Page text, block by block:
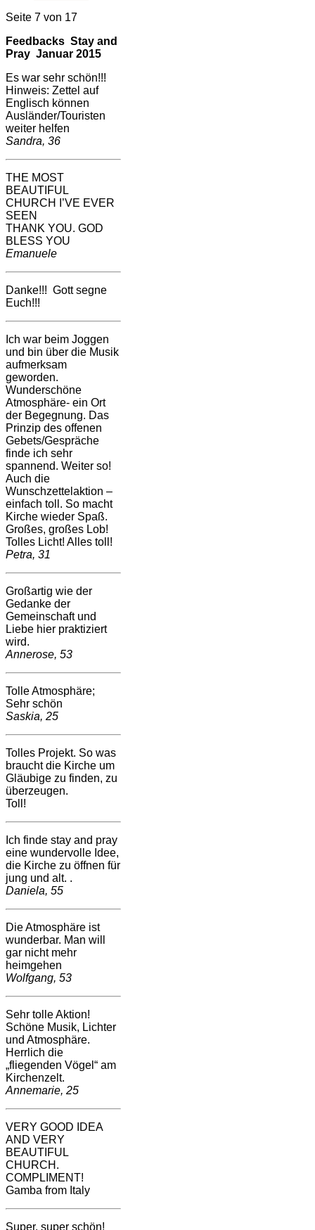
Seite 7 von 17
Feedbacks Stay and
Pray Januar 2015
Es war sehr schön!!!
Hinweis: Zettel auf
Englisch können
Ausländer/Touristen
weiter helfen
Sandra, 36
THE MOST
BEAUTIFUL
CHURCH I’VE EVER
SEEN
THANK YOU. GOD
BLESS YOU
Emanuele
Danke!!! Gott segne
Euch!!!
Ich war beim Joggen
und bin über die Musik
aufmerksam
geworden.
Wunderschöne
Atmosphäre- ein Ort
der Begegnung. Das
Prinzip des offenen
Gebets/Gespräche
finde ich sehr
spannend. Weiter so!
Auch die
Wunschzettelaktion –
einfach toll. So macht
Kirche wieder Spaß.
Großes, großes Lob!
Tolles Licht! Alles toll!
Petra, 31
Großartig wie der
Gedanke der
Gemeinschaft und
Liebe hier praktiziert
wird.
Annerose, 53
Tolle Atmosphäre;
Sehr schön
Saskia, 25
Tolles Projekt. So was
braucht die Kirche um
Gläubige zu finden, zu
überzeugen.
Toll!
Ich finde stay and pray
eine wundervolle Idee,
die Kirche zu öffnen für
jung und alt. .
Daniela, 55
Die Atmosphäre ist
wunderbar. Man will
gar nicht mehr
heimgehen
Wolfgang, 53
Sehr tolle Aktion!
Schöne Musik, Lichter
und Atmosphäre.
Herrlich die
„fliegenden Vögel“ am
Kirchenzelt.
Annemarie, 25
VERY GOOD IDEA
AND VERY
BEAUTIFUL
CHURCH.
COMPLIMENT!
Gamba from Italy
Super, super schön!